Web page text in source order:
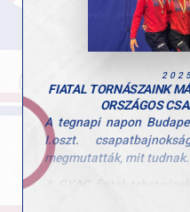
FIATAL TORNÁSZAINK
ORSZÁGOS
A tegnapi napon
I.oszt.
megmutatták, mit tudnak.
A GYAC fiatal
szerezte meg. A csapat